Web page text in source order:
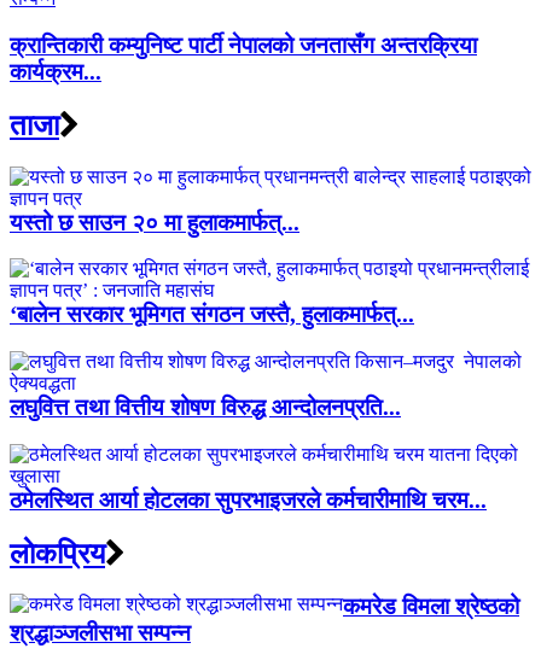
क्रान्तिकारी कम्युनिष्ट पार्टी नेपालको जनतासँग अन्तरक्रिया
कार्यक्रम...
ताजा
यस्तो छ साउन २० मा हुलाकमार्फत्...
‘बालेन सरकार भूमिगत संगठन जस्तै, हुलाकमार्फत्...
लघुवित्त तथा वित्तीय शोषण विरुद्ध आन्दोलनप्रति...
ठमेलस्थित आर्या होटलका सुपरभाइजरले कर्मचारीमाथि चरम...
लाेकप्रिय
कमरेड विमला श्रेष्ठको
श्रद्धाञ्जलीसभा सम्पन्न